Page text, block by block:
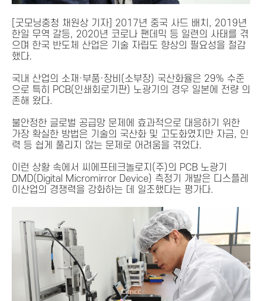
[굿모닝충청 채원상 기자] 2017년 중국 사드 배치, 2019년
한일 무역 갈등, 2020년 코로나 팬데믹 등 일련의 사태를 겪
으며 한국 반도체 산업은 기술 자립도 향상의 필요성을 절감
했다.
국내 산업의 소재·부품·장비(소부장) 국산화율은 29% 수준
으로 특히 PCB(인쇄회로기판) 노광기의 경우 일본에 전량 의
존해 왔다.
불안정한 글로벌 공급망 문제에 효과적으로 대응하기 위한
가장 확실한 방법은 기술의 국산화 및 고도화였지만 자금, 인
력 등 쉽게 풀리지 않는 문제로 어려움을 겪었다.
이런 상황 속에서 씨에프테크놀로지(주)의 PCB 노광기
DMD(Digital Micromirror Device) 측정기 개발은 디스플레
이산업의 경쟁력을 강화하는 데 일조했다는 평가다.